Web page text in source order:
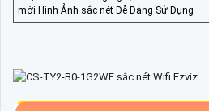
mới Hình Ảnh sắc nét Dễ Dàng Sử Dụng